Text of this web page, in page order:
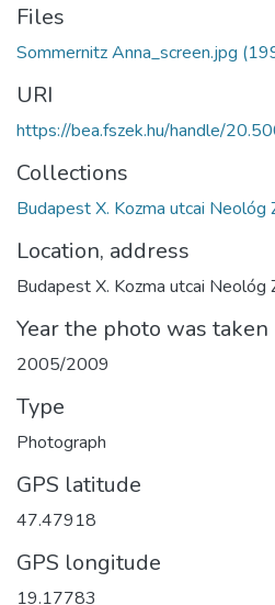
Files
Sommernitz Anna_screen.jpg
URI
https://bea.fszek.hu/handle/
Collections
Budapest X. Kozma utcai Neológ
Location, address
Budapest X. Kozma utcai Neológ
Year the photo was taken
2005/2009
Type
Photograph
GPS latitude
47.47918
GPS longitude
19.17783